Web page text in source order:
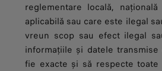
reglementare locală,
aplicabilă sau care este ilegal
vreun scop sau efect ilegal
informațiile și datele
fie exacte și să respecte